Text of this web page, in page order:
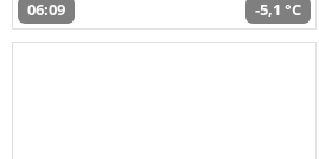
06:09 -5,1 °C